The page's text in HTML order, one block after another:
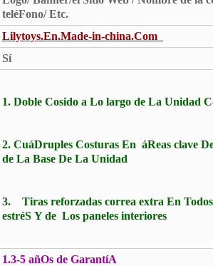
teléFono/ Etc.
Lilytoys.En.Made-in-china.Com
Sí
1. Doble Cosido a Lo largo de La Unidad
2. CuáDruples Costuras En áReas clave
de La Base De La Unidad
3.
Tiras reforzadas correa extra En
estréS Y de Los paneles interiores
1.3-5 añOs de GarantíA